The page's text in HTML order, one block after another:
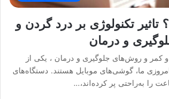
تاثیر تکنولوژی بر درد گردن و
و درمان
و کمر و روش‌های جلوگیری و درمان ، یکی از
ما، گوشی‌های موبایل هستند. دستگاه‌های
را به‌راحتی پر کرده‌اند،…